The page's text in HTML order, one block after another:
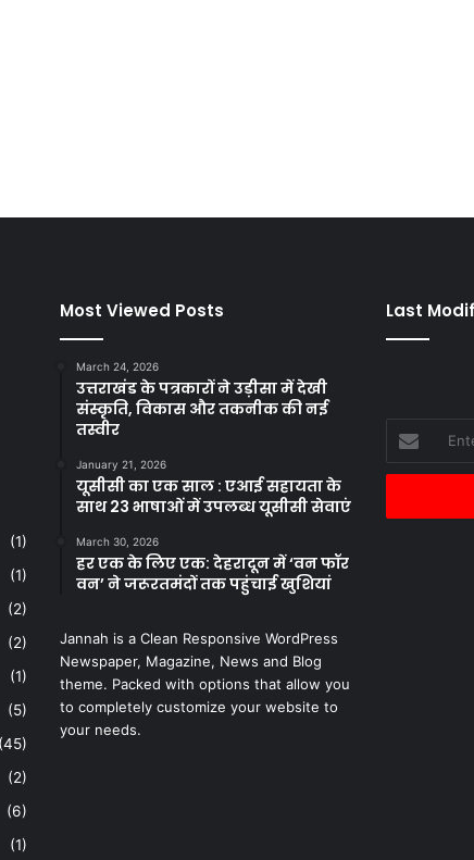
(1)
(1)
(2)
(2)
(1)
(5)
(45)
(2)
(6)
(1)
Most Viewed Posts
March 24, 2026
उत्तराखंड के पत्रकारों ने उड़ीसा में देखी
संस्कृति, विकास और तकनीक की नई
तस्वीर
January 21, 2026
यूसीसी का एक साल : एआई सहायता के
साथ 23 भाषाओं में उपलब्ध यूसीसी सेवाएं
March 30, 2026
हर एक के लिए एक: देहरादून में ‘वन फॉर
वन’ ने जरूरतमंदों तक पहुंचाई खुशियां
Jannah is a Clean Responsive WordPress
Newspaper, Magazine, News and Blog
theme. Packed with options that allow you
to completely customize your website to
your needs.
Last
your
Email